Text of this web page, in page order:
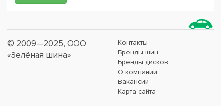
© 2009—2025, ООО
«Зелёная шина»
Контакты
Бренды шин
Бренды дисков
О компании
Вакансии
Карта сайта